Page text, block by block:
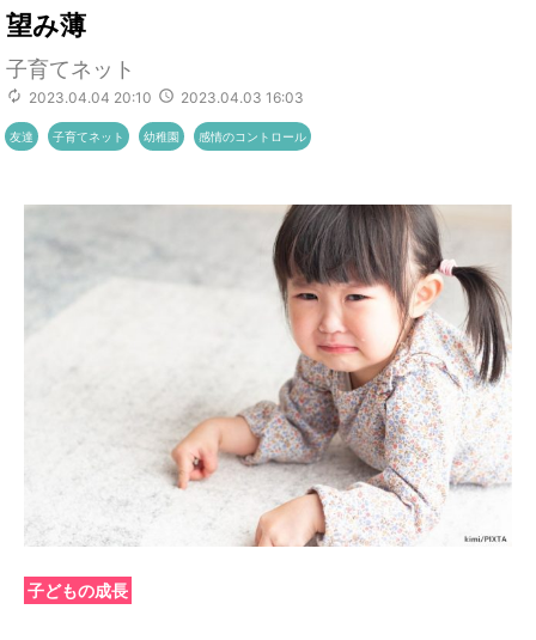
望み薄
子育てネット
2023.04.04 20:10 2023.04.03 16:03
友達 子育てネット 幼稚園 感情のコントロール
子どもの成長